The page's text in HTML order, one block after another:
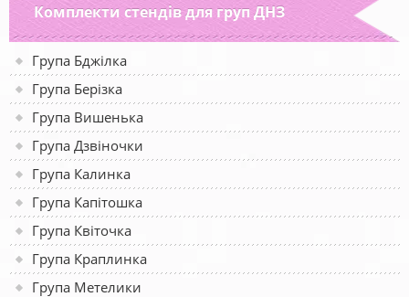
Комплекти стендів для груп ДНЗ
Група Бджілка
Група Берізка
Група Вишенька
Група Дзвіночки
Група Калинка
Група Капітошка
Група Квіточка
Група Краплинка
Група Метелики